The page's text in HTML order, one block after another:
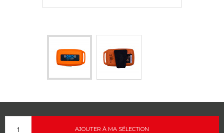
AJOUTER À MA SÉLECTION